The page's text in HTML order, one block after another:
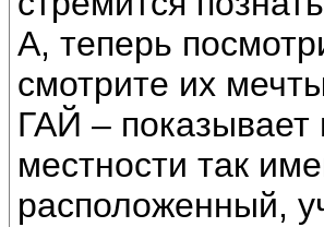
А, теперь
смотрите их
ГАЙ –
местности так
расположенный,